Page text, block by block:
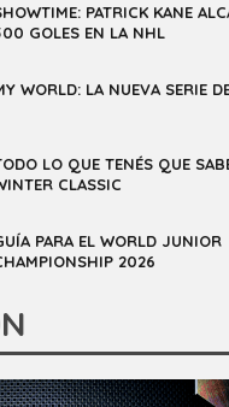
PATRICK KANE
GOLES EN LA NHL
WORLD: LA NUEVA SERIE
LO QUE TENÉS QUE
CLASSIC
PARA EL WORLD JUNIOR
2026